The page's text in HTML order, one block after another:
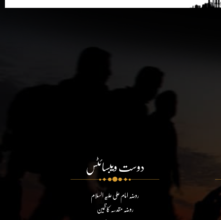
دوست ویبسائٹس
روضہ امام علی علیہ السلام
روضہ مقدسہ کاظمین